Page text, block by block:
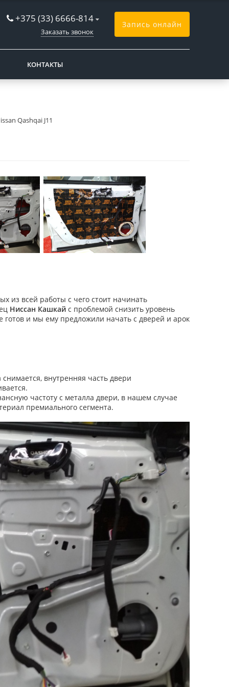
+375 (33) 6666-814
Заказать звонок
Запись онлайн
КОНТАКТЫ
У нас "Суперпредложение" с 06/11 до
06/12. Мощному выхлопу - мощная
скидка!
Qashqai J11
из всей работы с чего стоит начинать
Ниссан Кашкай с проблемой снизить уровень
и мы ему предложили начать с дверей и арок
внутренняя часть двери
частоту с металла двери, в нашем случае
премиального сегмента.